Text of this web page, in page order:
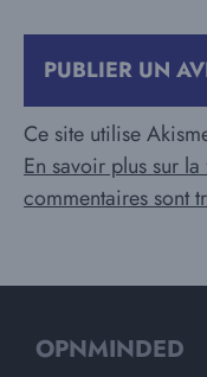
Ce site utilise
En savoir plus sur
commentaires sont
OPNMINDED